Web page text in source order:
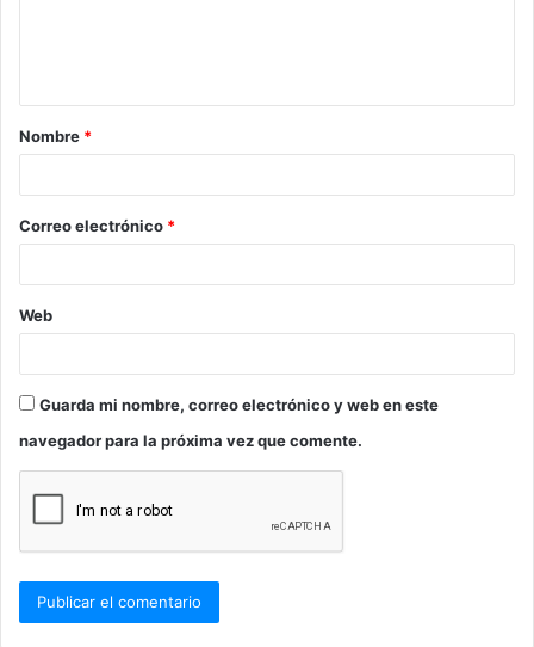
a
r
*
Nombre *
Correo electrónico *
Web
Guarda mi nombre, correo electrónico y web en este
navegador para la próxima vez que comente.